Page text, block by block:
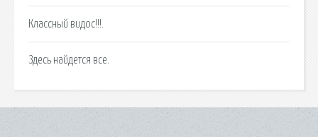
Классный видос!!!.
Здесь найдется все.